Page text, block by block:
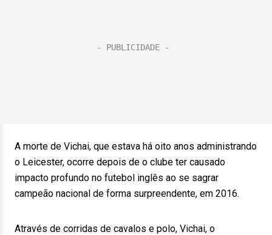
A morte de Vichai, que estava há oito anos administrando
o Leicester, ocorre depois de o clube ter causado
impacto profundo no futebol inglês ao se sagrar
campeão nacional de forma surpreendente, em 2016.
Através de corridas de cavalos e polo, Vichai, o